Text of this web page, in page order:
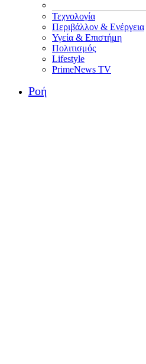
Τεχνολογία
Περιβάλλον & Ενέργεια
Υγεία & Επιστήμη
Πολιτισμός
Lifestyle
PrimeNews TV
Ροή